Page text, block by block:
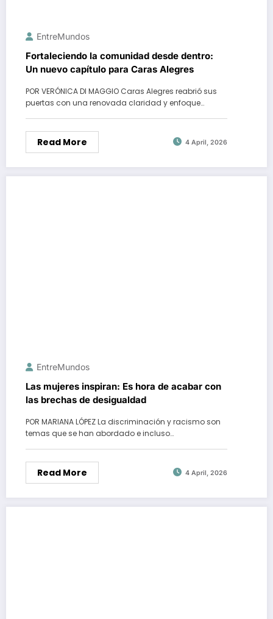
EntreMundos
Fortaleciendo la comunidad desde dentro:
Un nuevo capítulo para Caras Alegres
POR VERÓNICA DI MAGGIO Caras Alegres reabrió sus
puertas con una renovada claridad y enfoque…
Read More 4 April, 2026
EntreMundos
Las mujeres inspiran: Es hora de acabar con
las brechas de desigualdad
POR MARIANA LÓPEZ La discriminación y racismo son
temas que se han abordado e incluso…
Read More 4 April, 2026